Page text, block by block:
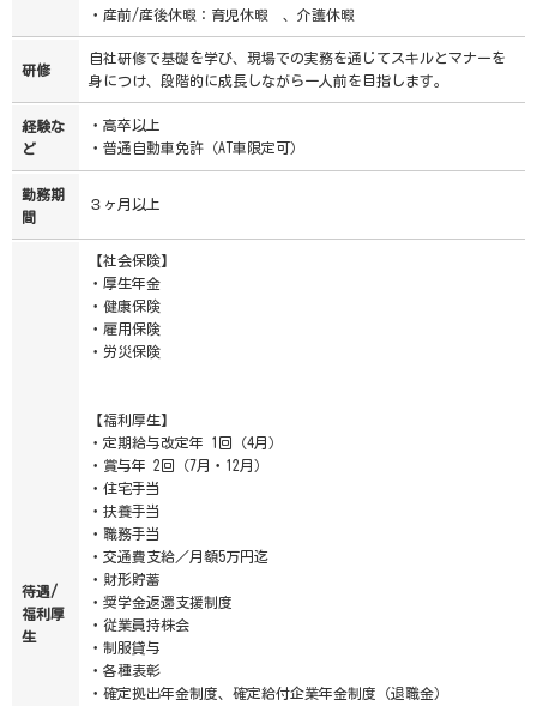
・産前/産後休暇：育児休暇 、介護休暇
研修
自社研修で基礎を学び、現場での実務を通じてスキルとマナーを
身につけ、段階的に成長しながら一人前を目指します。
経験な
ど
・高卒以上
・普通自動車免許（AT車限定可）
勤務期
間
３ヶ月以上
待遇/
福利厚
生
【社会保険】
・厚生年金
・健康保険
・雇用保険
・労災保険
【福利厚生】
・定期給与改定年 1回（4月）
・賞与年 2回（7月・12月）
・住宅手当
・扶養手当
・職務手当
・交通費支給／月額5万円迄
・財形貯蓄
・奨学金返還支援制度
・従業員持株会
・制服貸与
・各種表彰
・確定拠出年金制度、確定給付企業年金制度（退職金）